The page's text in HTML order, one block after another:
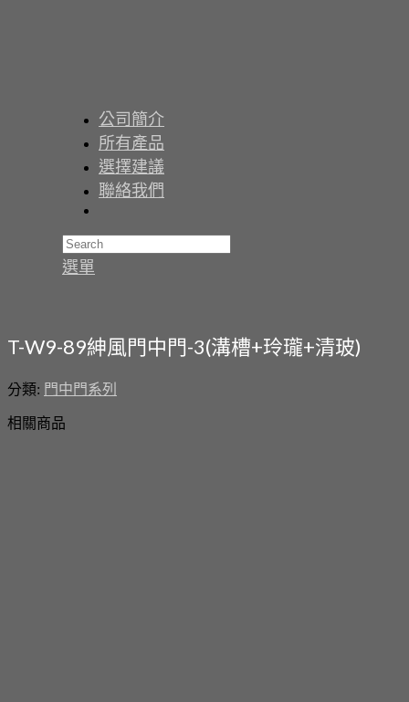
公司簡介
所有產品
選擇建議
聯絡我們
選單
T-W9-89紳風門中門-3(溝槽+玲瓏+清玻)
分類: 門中門系列
相關商品